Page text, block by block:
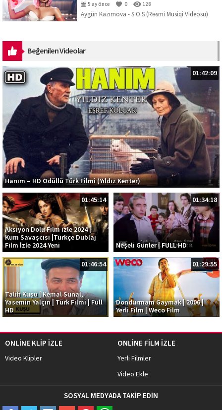
5 ay önce 0 128
Aygün Kazımova - S.O.S (Rəsmi Musiqi Videosu)
Beğenilen Videolar
01:42:09
Hanım – HD Ödüllü Türk Filmi (Yıldız Kenter)
01:45:14
Aksiyon Dolu Film izle 2024 |
Kum Savaşcısı |Türkçe Dublaj
Film İzle 2024 Yeni
01:34:18
Neşeli Günler | FULL HD
01:46:54
Talih Kuşu | Kemal Sunal,
Yasemin Yalçın | Türk Filmi | Full
HD
01:29:55
Dondurmam Gaymak | 2006 |
Yerli Film | Weco Film
ONLİNE KLİP İZLE
Video Klipler
ONLİNE FİLM İZLE
Yerli Filmler
Video Ekle
SOSYAL MEDYADA TAKİP EDİN